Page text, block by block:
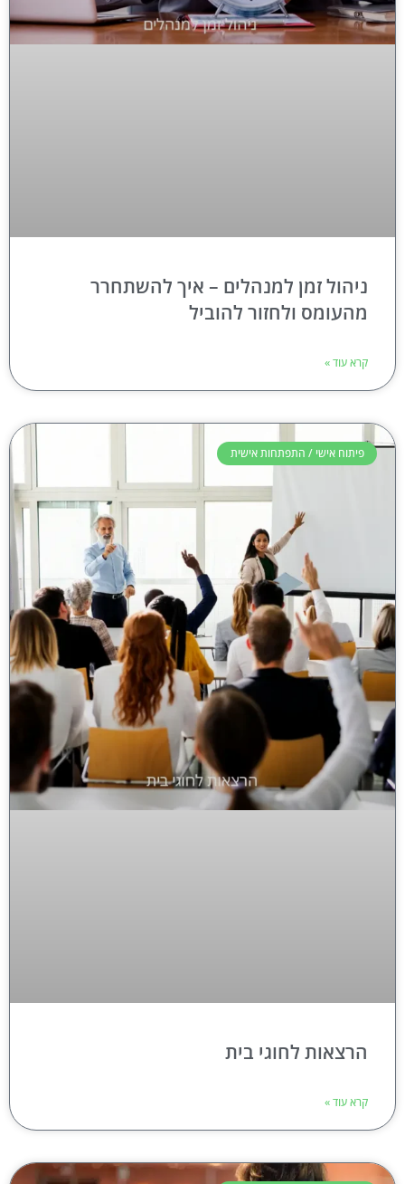
ניהול זמן למנהלים – איך להשתחרר
מהעומס ולחזור להוביל
קרא עוד »
פיתוח אישי / התפתחות אישית
הרצאות לחוגי בית
קרא עוד »